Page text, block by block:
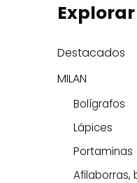
Explorar
Destacados
MILAN
Bolígrafos
Lápices
Portaminas
Afilaborras,